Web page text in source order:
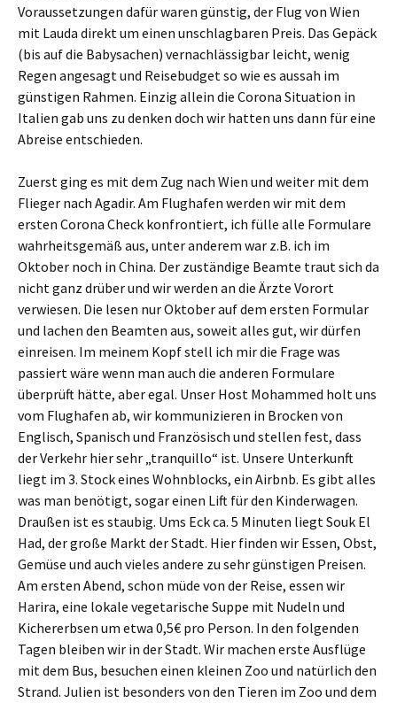
Voraussetzungen dafür waren günstig, der Flug von Wien
mit Lauda direkt um einen unschlagbaren Preis. Das Gepäck
(bis auf die Babysachen) vernachlässigbar leicht, wenig
Regen angesagt und Reisebudget so wie es aussah im
günstigen Rahmen. Einzig allein die Corona Situation in
Italien gab uns zu denken doch wir hatten uns dann für eine
Abreise entschieden.
Zuerst ging es mit dem Zug nach Wien und weiter mit dem
Flieger nach Agadir. Am Flughafen werden wir mit dem
ersten Corona Check konfrontiert, ich fülle alle Formulare
wahrheitsgemäß aus, unter anderem war z.B. ich im
Oktober noch in China. Der zuständige Beamte traut sich da
nicht ganz drüber und wir werden an die Ärzte Vorort
verwiesen. Die lesen nur Oktober auf dem ersten Formular
und lachen den Beamten aus, soweit alles gut, wir dürfen
einreisen. Im meinem Kopf stell ich mir die Frage was
passiert wäre wenn man auch die anderen Formulare
überprüft hätte, aber egal. Unser Host Mohammed holt uns
vom Flughafen ab, wir kommunizieren in Brocken von
Englisch, Spanisch und Französisch und stellen fest, dass
der Verkehr hier sehr „tranquillo“ ist. Unsere Unterkunft
liegt im 3. Stock eines Wohnblocks, ein Airbnb. Es gibt alles
was man benötigt, sogar einen Lift für den Kinderwagen.
Draußen ist es staubig. Ums Eck ca. 5 Minuten liegt Souk El
Had, der große Markt der Stadt. Hier finden wir Essen, Obst,
Gemüse und auch vieles andere zu sehr günstigen Preisen.
Am ersten Abend, schon müde von der Reise, essen wir
Harira, eine lokale vegetarische Suppe mit Nudeln und
Kichererbsen um etwa 0,5€ pro Person. In den folgenden
Tagen bleiben wir in der Stadt. Wir machen erste Ausflüge
mit dem Bus, besuchen einen kleinen Zoo und natürlich den
Strand. Julien ist besonders von den Tieren im Zoo und dem